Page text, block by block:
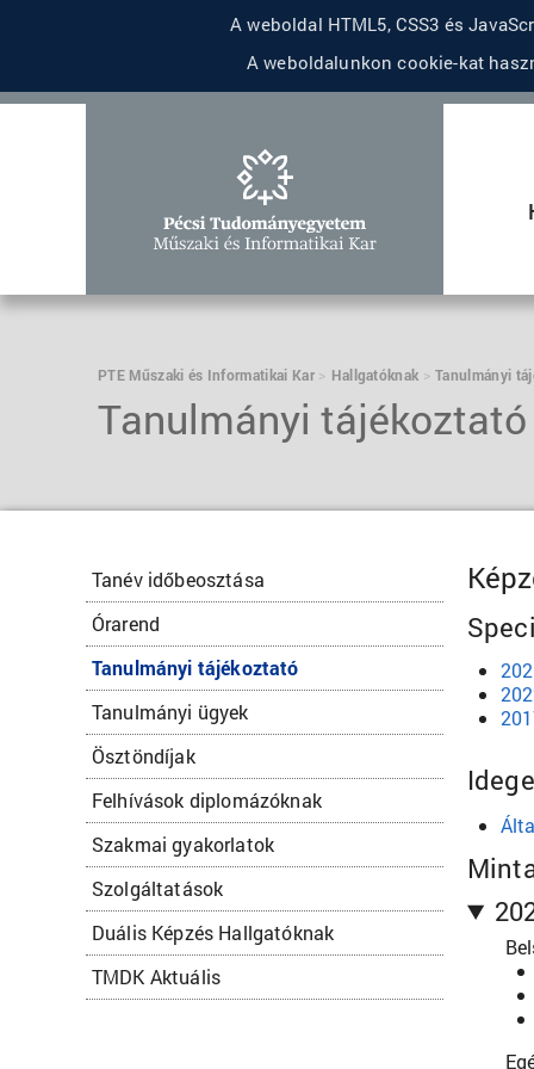
A weboldal HTML5, CSS3 és
A weboldalunkon cookie-kat
PTE Műszaki és Informatikai Kar Hallgatóknak Tanulmányi
Tanulmányi tájékoztató
Tanév időbeosztása
Órarend
Tanulmányi tájékoztató
Tanulmányi ügyek
Ösztöndíjak
Felhívások diplomázóknak
Szakmai gyakorlatok
Szolgáltatások
Duális Képzés Hallgatóknak
TMDK Aktuális